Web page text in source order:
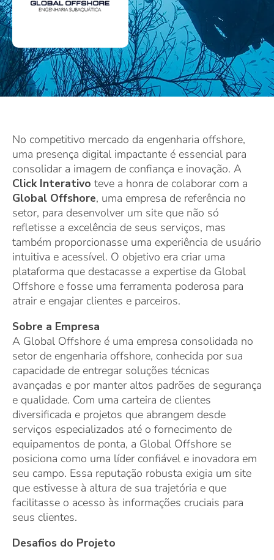
No competitivo mercado da engenharia offshore,
uma presença digital impactante é essencial para
consolidar a imagem de confiança e inovação. A
Click Interativo teve a honra de colaborar com a
Global Offshore, uma empresa de referência no
setor, para desenvolver um site que não só
refletisse a excelência de seus serviços, mas
também proporcionasse uma experiência de usuário
intuitiva e acessível. O objetivo era criar uma
plataforma que destacasse a expertise da Global
Offshore e fosse uma ferramenta poderosa para
atrair e engajar clientes e parceiros.
Sobre a Empresa
A Global Offshore é uma empresa consolidada no
setor de engenharia offshore, conhecida por sua
capacidade de entregar soluções técnicas
avançadas e por manter altos padrões de segurança
e qualidade. Com uma carteira de clientes
diversificada e projetos que abrangem desde
serviços especializados até o fornecimento de
equipamentos de ponta, a Global Offshore se
posiciona como uma líder confiável e inovadora em
seu campo. Essa reputação robusta exigia um site
que estivesse à altura de sua trajetória e que
facilitasse o acesso às informações cruciais para
seus clientes.
Desafios do Projeto